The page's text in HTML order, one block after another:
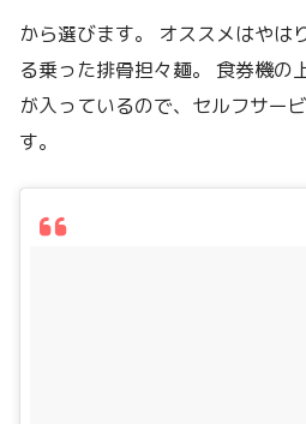
から選びます。 オススメはやは
る乗った排骨担々麺。 食券機の
が入っているので、セルフサー
す。